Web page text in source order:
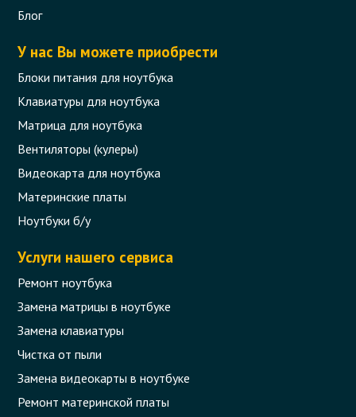
Блог
У нас Вы можете приобрести
Блоки питания для ноутбука
Клавиатуры для ноутбука
Матрица для ноутбука
Вентиляторы (кулеры)
Видеокарта для ноутбука
Материнские платы
Ноутбуки б/у
Услуги нашего сервиса
Ремонт ноутбука
Замена матрицы в ноутбуке
Замена клавиатуры
Чистка от пыли
Замена видеокарты в ноутбуке
Ремонт материнской платы